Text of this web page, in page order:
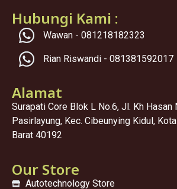
Hubungi Kami :
Wawan - 081218182323
Rian Riswandi - 081381592017
Alamat
Surapati Core Blok L No.6, Jl. Kh Hasan
Pasirlayung, Kec. Cibeunying Kidul,
Barat 40192
Our Store
Autotechnology Store